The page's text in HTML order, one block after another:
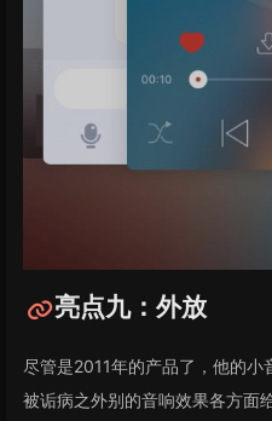
亮点九：外放
尽管是2011年的产品了，他的小
被诟病之外别的音响效果各方面